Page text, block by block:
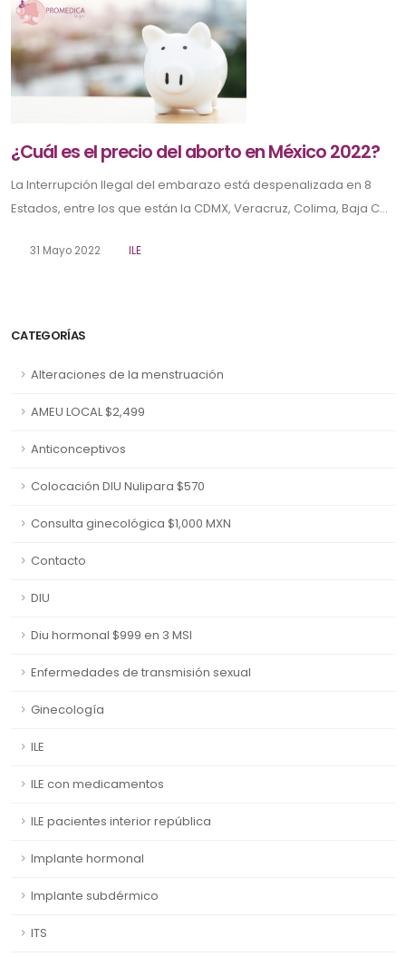
CATEGORÍAS
Alteraciones de la menstruación
AMEU LOCAL $2,499
Anticonceptivos
Colocación DIU Nulipara $570
Consulta ginecológica $1,000 MXN
Contacto
DIU
Diu hormonal $999 en 3 MSI
Enfermedades de transmisión sexual
Ginecología
ILE
ILE con medicamentos
ILE pacientes interior república
Implante hormonal
Implante subdérmico
ITS
¿Cuál es el precio del aborto en México 2022?
La Interrupción Ilegal del embarazo está despenalizada en 8
Estados, entre los que están la CDMX, Veracruz, Colima, Baja C...
31 Mayo 2022 ILE